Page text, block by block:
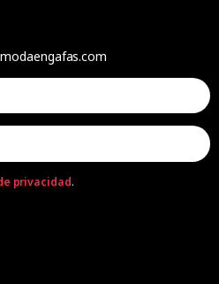
privacidad.